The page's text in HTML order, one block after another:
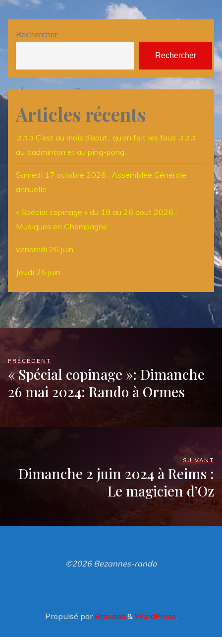
Rechercher
Rechercher
Articles récents
♫♫♫ C’est au mois d’aout , qu’on fait les fous ♫♫♫
au badminton et au ping-pong…
Samedi 17 octobre 2026 : Assemblée Générale
annuelle
« Spécial copinage » du 19 au 26 aout 2026 ;
Musiques en Champagne
vendredi 26 juin
Jeudi 25 juin
PRÉCÉDENT
« Spécial copinage »: Dimanche
26 mai 2024: Rando à Ormes
SUIVANT
Dimanche 2 juin 2024 à Reims :
Le magicien d’Oz
©2026 Bezannes-rando
Propulsé parBravada& WordPress.